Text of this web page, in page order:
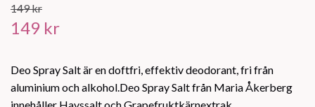
149 kr
149 kr
Deo Spray Salt är en doftfri, effektiv deodorant, fri från
aluminium och alkohol.Deo Spray Salt från Maria Åkerberg